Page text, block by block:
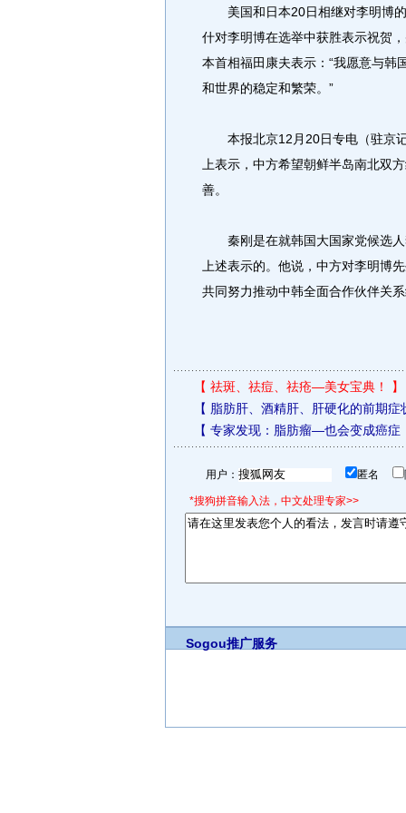
美国和日本20日相继对李明博的
什对李明博在选举中获胜表示祝贺
本首相福田康夫表示：“我愿意与韩
和世界的稳定和繁荣。”
本报北京12月20日专电（驻京记
上表示，中方希望朝鲜半岛南北双
善。
秦刚是在就韩国大国家党候选人
上述表示的。他说，中方对李明博
共同努力推动中韩全面合作伙伴关
【 祛斑、祛痘、祛疮—美女宝典！
】
【 脂肪肝、酒精肝、肝硬化的前期症
【 专家发现：脂肪瘤—也会变成癌症
用户： 匿名
*搜狗拼音输入法，中文处理专家>>
Sogou推广服务